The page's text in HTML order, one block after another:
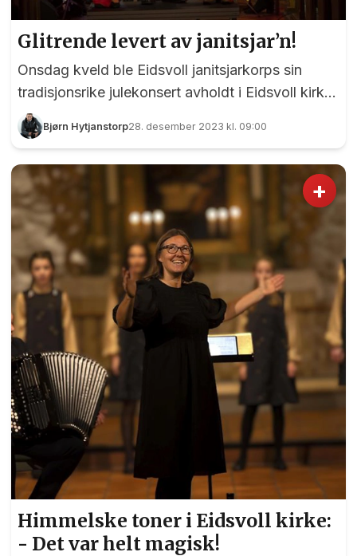
Glitrende levert av janitsjar’n!
Onsdag kveld ble Eidsvoll janitsjarkorps sin
tradisjonsrike julekonsert avholdt i Eidsvoll kirke.
Romjulskonserten har de siste årene vært
korpsets best besøkte konsert, og når man tar
det meget godt. For dette var glitrende levert av
janitsjar’n!
Bjørn Hytjanstorp28. desember 2023 kl. 09:00
+
Himmelske toner i Eidsvoll kirke:
- Det var helt magisk!